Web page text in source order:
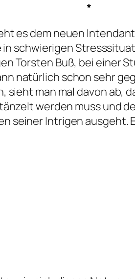
*
es dem neuen
schwierigen
Torsten Buß, bei einer
natürlich schon sehr
sieht man mal davon ab,
werden muss und
seiner Intrigen ausgeht.